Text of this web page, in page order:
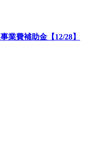
業費補助金【12/28】